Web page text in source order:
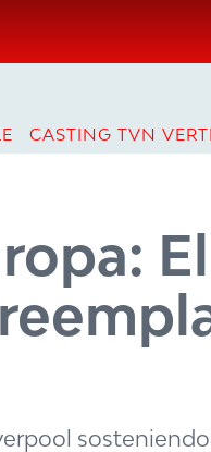
CASTING TVN